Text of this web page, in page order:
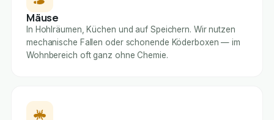
Mäuse
In Hohlräumen, Küchen und auf Speichern. Wir nutzen
mechanische Fallen oder schonende Köderboxen — im
Wohnbereich oft ganz ohne Chemie.